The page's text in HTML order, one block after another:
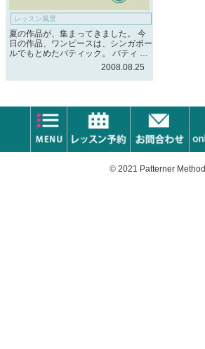
レッスン風景
夏の作品が、集まってきました。 今
日の作品、ワンピースは、シンガポー
ルでもとめたバティック。 バティ …
2008.08.25
© 2021 Patterner Method